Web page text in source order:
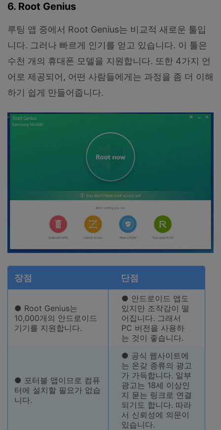
6. Root Genius
루팅 앱 중에서 Root Genius는 비교적 새로운 툴입
니다. 그러나 빠르게 인기를 얻고 있습니다. 이 툴은
수천 개의 휴대폰 모델을 지원합니다. 또한 4가지 언
어로 제공되어, 어떤 사람들에게는 과정을 좀 더 이해
하기 쉽게 만들어줍니다.
장점 단점
● Root Genius는
10,000개의 안드로이드
기기를 지원합니다.
● 안드로이드 앱도
있지만 조작감이 떨
어집니다. 그래서
PC 버전을 사용하
는 것이 좋습니다.
● 포터블 앱이므로 컴퓨
터에 설치할 필요가 없습
니다.
● 공식 웹사이트에
는 온갖 종류의 광고
가 가득합니다. 일부
광고는 18세 이상인
지 묻는 링크로 연결
되기도 합니다. 따라
서 신뢰성에 의문이
있습니다.